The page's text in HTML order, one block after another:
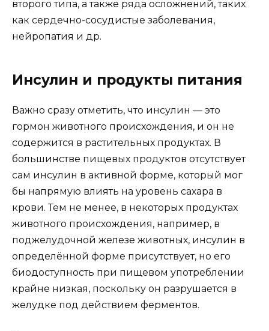
второго типа, а также ряда осложнений, таких
как сердечно-сосудистые заболевания,
нейропатия и др.
Инсулин и продукты питания
Важно сразу отметить, что инсулин — это
гормон животного происхождения, и он не
содержится в растительных продуктах. В
большинстве пищевых продуктов отсутствует
сам инсулин в активной форме, который мог
бы напрямую влиять на уровень сахара в
крови. Тем не менее, в некоторых продуктах
животного происхождения, например, в
поджелудочной железе животных, инсулин в
определённой форме присутствует, но его
биодоступность при пищевом употреблении
крайне низкая, поскольку он разрушается в
желудке под действием ферментов.